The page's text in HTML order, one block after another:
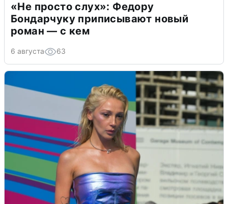
«Не просто слух»: Федору
Бондарчуку приписывают новый
роман — с кем
6 августа 63